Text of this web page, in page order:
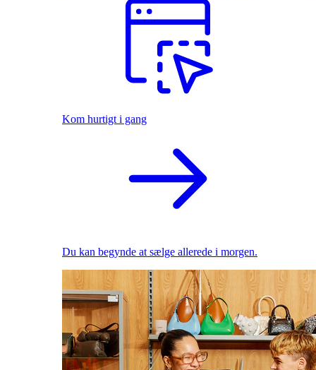
Kom hurtigt i gang
Du kan begynde at sælge allerede i morgen.